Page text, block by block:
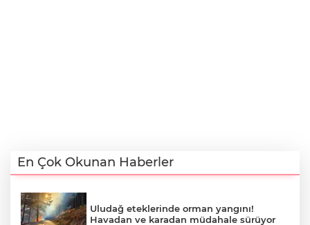
En Çok Okunan Haberler
Uludağ eteklerinde orman yangını!
Havadan ve karadan müdahale sürüyor